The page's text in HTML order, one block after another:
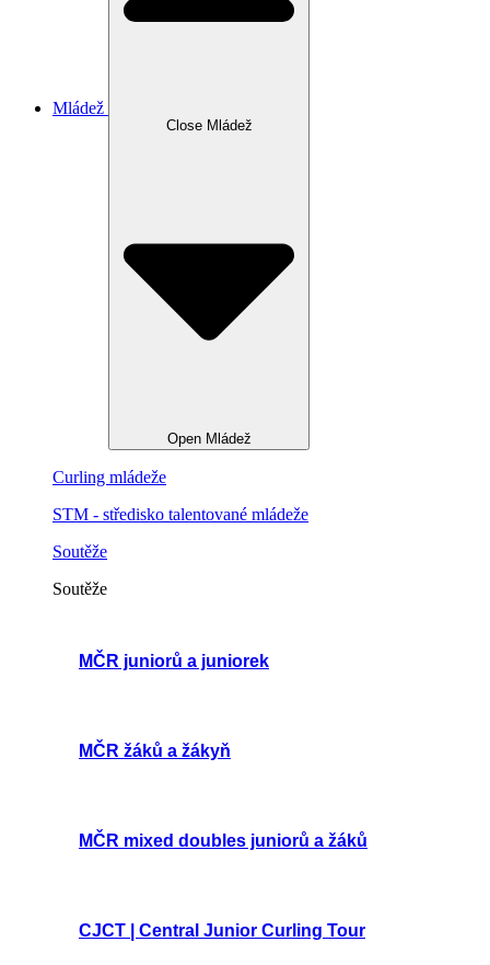
Mládež
Close Mládež
Open Mládež
Curling mládeže
STM - středisko talentované mládeže
Soutěže
Soutěže
MČR juniorů a juniorek
MČR žáků a žákyň
MČR mixed doubles juniorů a žáků
CJCT | Central Junior Curling Tour